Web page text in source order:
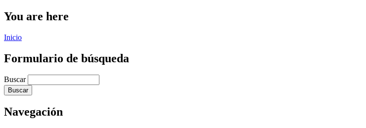
You are here
Inicio
Formulario de búsqueda
Buscar
Navegación